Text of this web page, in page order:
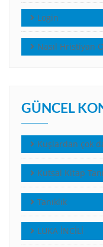
Login
Nasıl Hristiyan
GÜNCEL
Kuşlardan çok
Kutsal Kitap
Tanıklık
LUKA İNCİLİ